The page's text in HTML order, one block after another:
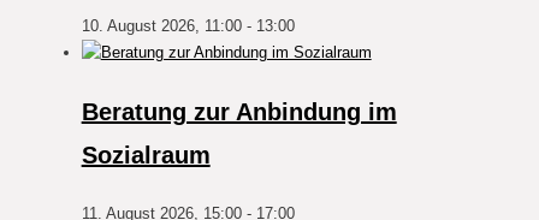
10. August 2026, 11:00- 13:00
Beratung zur Anbindung im
Sozialraum
11. August 2026, 15:00- 17:00